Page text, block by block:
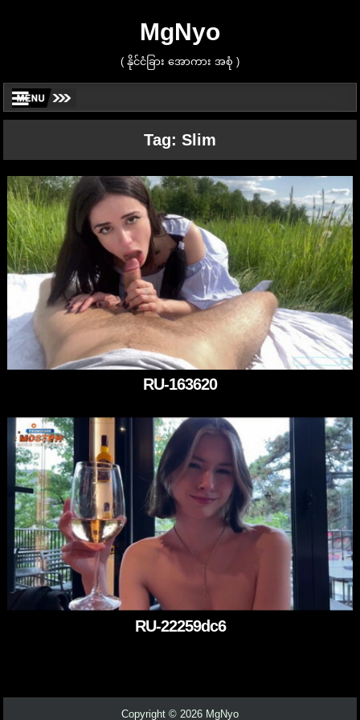
MgNyo
( နိုင်ငံခြား အောကား အစုံ )
Tag: Slim
RU-163620
RU-22259dc6
Copyright © 2026 MgNyo